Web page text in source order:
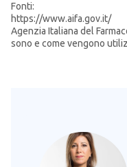
Fonti:
https://www.aifa.gov.it/
Agenzia Italiana del
sono e come vengono